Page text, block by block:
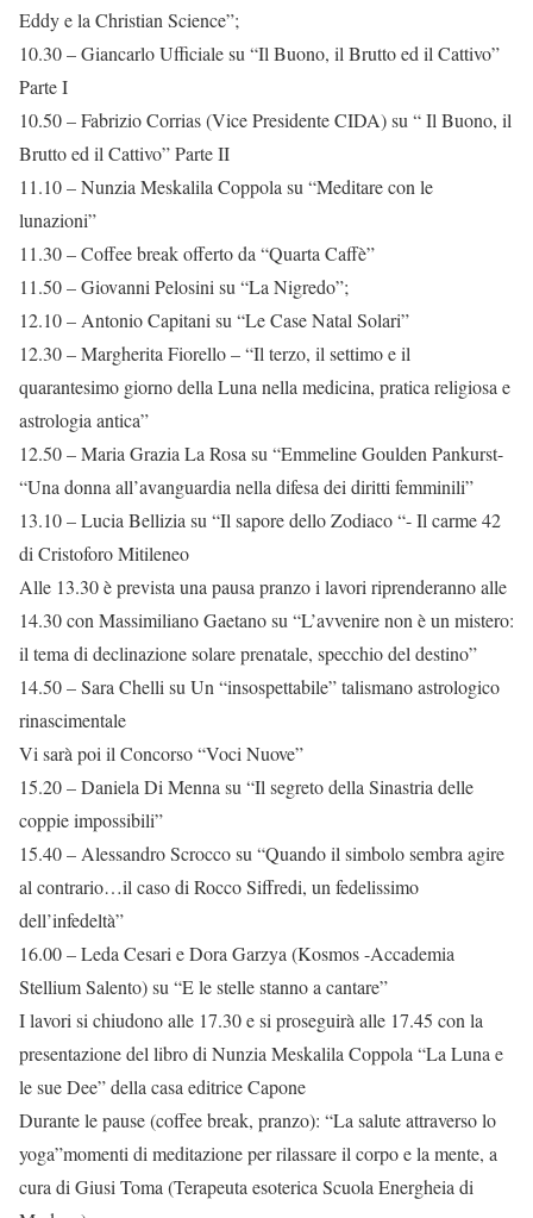
Eddy e la Christian Science”;
10.30 – Giancarlo Ufficiale su “Il Buono, il Brutto ed il Cattivo”
Parte I
10.50 – Fabrizio Corrias (Vice Presidente CIDA) su “ Il Buono, il
Brutto ed il Cattivo” Parte II
11.10 – Nunzia Meskalila Coppola su “Meditare con le
lunazioni”
11.30 – Coffee break offerto da “Quarta Caffè”
11.50 – Giovanni Pelosini su “La Nigredo”;
12.10 – Antonio Capitani su “Le Case Natal Solari”
12.30 – Margherita Fiorello – “Il terzo, il settimo e il
quarantesimo giorno della Luna nella medicina, pratica religiosa e
astrologia antica”
12.50 – Maria Grazia La Rosa su “Emmeline Goulden Pankurst-
“Una donna all’avanguardia nella difesa dei diritti femminili”
13.10 – Lucia Bellizia su “Il sapore dello Zodiaco “- Il carme 42
di Cristoforo Mitileneo
Alle 13.30 è prevista una pausa pranzo i lavori riprenderanno alle
14.30 con Massimiliano Gaetano su “L’avvenire non è un mistero:
il tema di declinazione solare prenatale, specchio del destino”
14.50 – Sara Chelli su Un “insospettabile” talismano astrologico
rinascimentale
Vi sarà poi il Concorso “Voci Nuove”
15.20 – Daniela Di Menna su “Il segreto della Sinastria delle
coppie impossibili”
15.40 – Alessandro Scrocco su “Quando il simbolo sembra agire
al contrario…il caso di Rocco Siffredi, un fedelissimo
dell’infedeltà”
16.00 – Leda Cesari e Dora Garzya (Kosmos -Accademia
Stellium Salento) su “E le stelle stanno a cantare”
I lavori si chiudono alle 17.30 e si proseguirà alle 17.45 con la
presentazione del libro di Nunzia Meskalila Coppola “La Luna e
le sue Dee” della casa editrice Capone
Durante le pause (coffee break, pranzo): “La salute attraverso lo
yoga”momenti di meditazione per rilassare il corpo e la mente, a
cura di Giusi Toma (Terapeuta esoterica Scuola Energheia di